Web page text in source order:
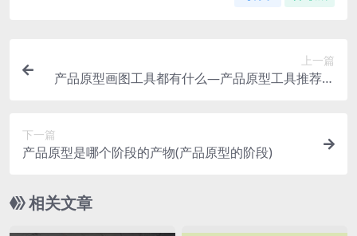
上一篇
产品原型画图工具都有什么—产品原型工具推荐合
下一篇
产品原型是哪个阶段的产物(产品原型的阶段)
相关文章